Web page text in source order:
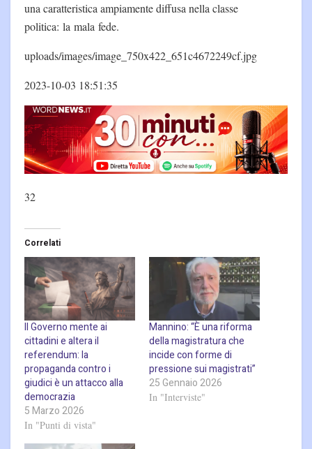
una caratteristica ampiamente diffusa nella classe
politica: la mala fede.
uploads/images/image_750x422_651c4672249cf.jpg
2023-10-03 18:51:35
32
Correlati
Il Governo mente ai
cittadini e altera il
referendum: la
propaganda contro i
giudici è un attacco alla
democrazia
5 Marzo 2026
In "Punti di vista"
Mannino: “È una riforma
della magistratura che
incide con forme di
pressione sui magistrati”
25 Gennaio 2026
In "Interviste"